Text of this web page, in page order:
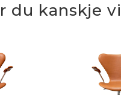
du kanskje